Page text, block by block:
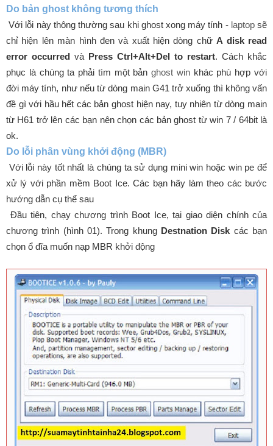
Do bản ghost không tương thích
Với lỗi này thông thường sau khi ghost xong máy tính - laptopsẽ
chỉ hiện lên màn hình đen và xuất hiện dòng chữA disk read
error occurred và Press Ctrl+Alt+Del to restart. Cách khắc
phục là chúng ta phải tìm một bảnghost winkhác phù hợp với
đời máy tính, như nếu từ dòng main G41 trở xuống thì không vấn
đề gì với hầu hết các bản ghost hiện nay, tuy nhiên từ dòng main
từ H61 trở lên các bạn nên chọn các bản ghost từ win 7 / 64bit là
ok.
Do lỗi phân vùng khởi động (MBR)
Với lỗi này tốt nhất là chúng ta sử dụng mini win hoặc win pe để
xử lý với phần mềm Boot Ice. Các bạn hãy làm theo các bước
hướng dẫn cụ thể sau
Đầu tiên, chạy chương trình Boot Ice, tại giao diện chính của
chương trình (hình 01). Trong khung Destnation Disk các bạn
chọn ổ đĩa muốn nạp MBR khởi động